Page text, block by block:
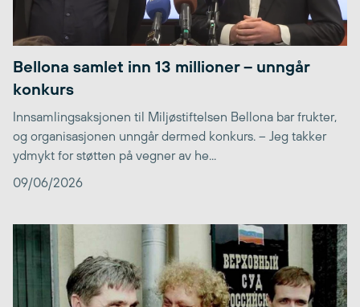
Bellona samlet inn 13 millioner – unngår
konkurs
Innsamlingsaksjonen til Miljøstiftelsen Bellona bar frukter,
og organisasjonen unngår dermed konkurs. – Jeg takker
ydmykt for støtten på vegner av he...
09/06/2026